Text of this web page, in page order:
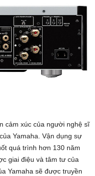
cảm xúc của người nghệ sĩ
Yamaha. Vận dụng sự
quá trình hơn 130 năm
giai điệu và tâm tư của
Yamaha sẽ được truyền